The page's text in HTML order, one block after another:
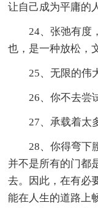
让自己成为平庸的
24、张弛有度，
也，是一种放松，
25、无限的伟大
26、你不去尝试
27、承载着太多
28、你得弯下腰
并不是所有的门都
去。因此，在有必
能在人生的道路上